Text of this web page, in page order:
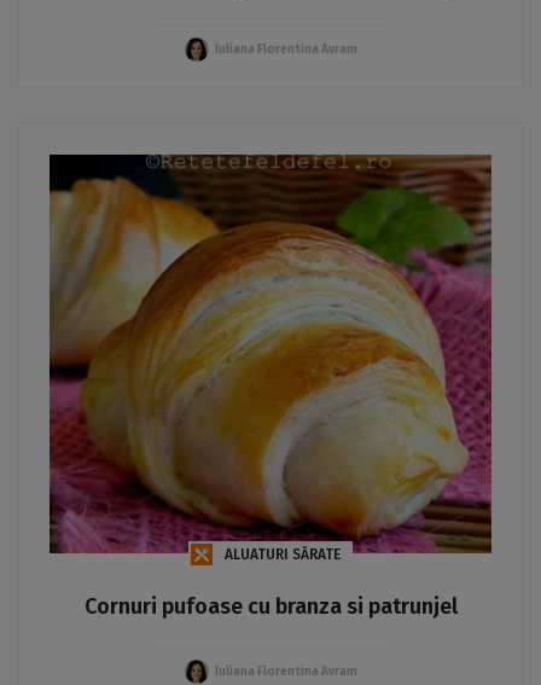
Iuliana Florentina Avram
ALUATURI SĂRATE
Cornuri pufoase cu branza si patrunjel
Iuliana Florentina Avram